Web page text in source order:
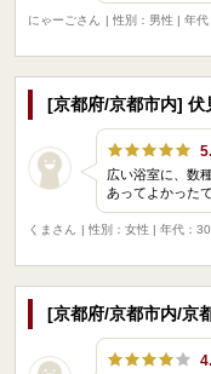
にゃーごさん
| 性別：男性 | 年代
[京都府/京都市内] 伏
広い浴室に、数
あってよかったで
くまさん
| 性別：女性 | 年代：
[京都府/京都市内/京